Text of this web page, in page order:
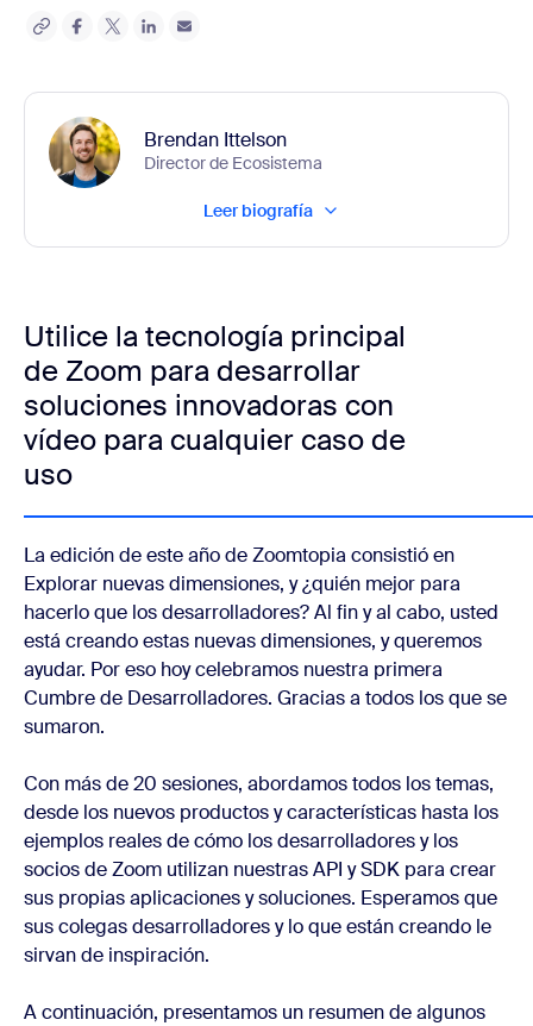
Brendan Ittelson
Director de Ecosistema
Leer biografía
Utilice la tecnología principal
de Zoom para desarrollar
soluciones innovadoras con
vídeo para cualquier caso de
uso
La edición de este año de Zoomtopia consistió en
Explorar nuevas dimensiones, y ¿quién mejor para
hacerlo que los desarrolladores? Al fin y al cabo, usted
está creando estas nuevas dimensiones, y queremos
ayudar. Por eso hoy celebramos nuestra primera
Cumbre de Desarrolladores. Gracias a todos los que se
sumaron.
Con más de 20 sesiones, abordamos todos los temas,
desde los nuevos productos y características hasta los
ejemplos reales de cómo los desarrolladores y los
socios de Zoom utilizan nuestras API y SDK para crear
sus propias aplicaciones y soluciones. Esperamos que
sus colegas desarrolladores y lo que están creando le
sirvan de inspiración.
A continuación, presentamos un resumen de algunos